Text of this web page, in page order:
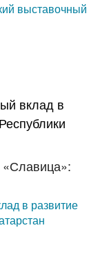
выставочный
в развитие